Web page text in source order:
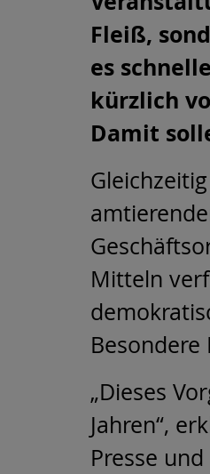
Fleiß,
es
kürzlich
Damit
Mitteln
„Dieses
Jahren“,
Presse